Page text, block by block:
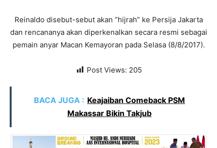
Reinaldo disebut-sebut akan “hijrah” ke Persija Jakarta
dan rencananya akan diperkenalkan secara resmi sebagai
pemain anyar Macan Kemayoran pada Selasa (8/8/2017).
Post Views: 205
BACA JUGA : Keajaiban Comeback PSM
Makassar Bikin Takjub